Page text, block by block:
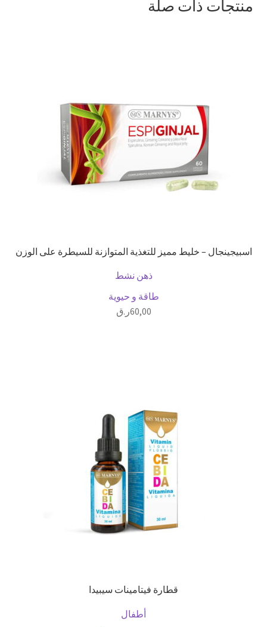
منتجات ذات صلة
اسبيجينجال – خليط مميز للتغذية المتوازنة للسيطرة على الوزن
ذهن نشط
طاقة و حيوية
60,00ر.ق
قطارة فيتامينات سيبيدا
أطفال